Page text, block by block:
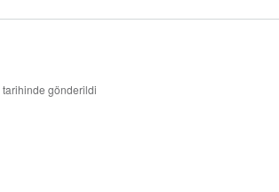
hakkında
tarihinde gönderildi